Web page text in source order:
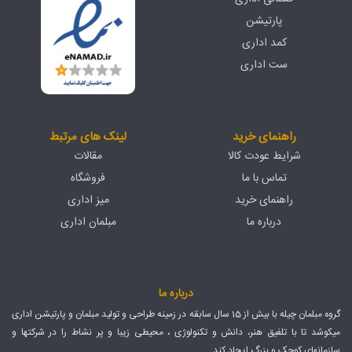
پارتیشن
کمد اداری
ست اداری
لینک های مرتبط
مقالات
فروشگاه
میز اداری
مبلمان اداری
راهنمای خرید
شرایط عودت کالا
تماس با ما
راهنمای خرید
درباره ما
درباره ما
گروه مبلمان چیله با بیش از 15 سال سابقه در زمینه طراحی و تولید مبلمان و پارتیشن اداری
میکوشد تا با تلفیق هنر، دانش و تکنولوژی ، محیطی زیبا و پر نشاط را در شرکتها و